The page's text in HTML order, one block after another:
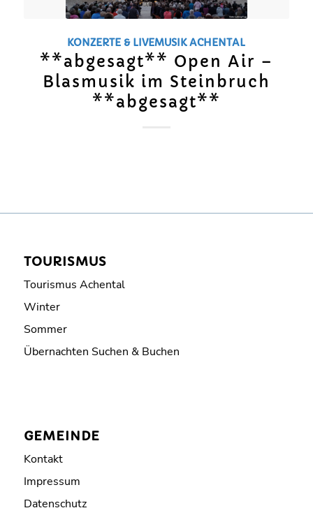
KONZERTE & LIVEMUSIK ACHENTAL
**abgesagt** Open Air –
Blasmusik im Steinbruch
**abgesagt**
TOURISMUS
Tourismus Achental
Winter
Sommer
Übernachten Suchen & Buchen
GEMEINDE
Kontakt
Impressum
Datenschutz